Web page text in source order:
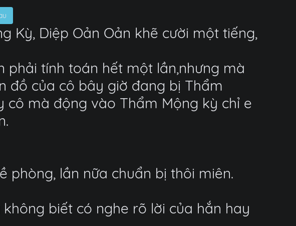
Kỳ, Diệp Oản Oản khẽ cười một tiếng,
phải tính toán hết một lần,nhưng mà
đồ của cô bây giờ đang bị Thẩm
cô mà động vào Thẩm Mộng kỳ chỉ e
phòng, lần nữa chuẩn bị thôi miên.
biết có nghe rõ lời của hắn hay